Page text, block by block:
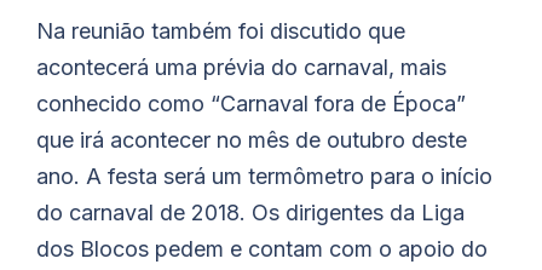
Na reunião também foi discutido que
acontecerá uma prévia do carnaval, mais
conhecido como “Carnaval fora de Época”
que irá acontecer no mês de outubro deste
ano. A festa será um termômetro para o início
do carnaval de 2018. Os dirigentes da Liga
dos Blocos pedem e contam com o apoio do